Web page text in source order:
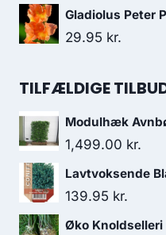
Gladiolus Peter
29.95 kr.
TILFÆLDIGE
Modulhæk
1,499.00 kr.
Lavtvoksende
139.95 kr.
Øko